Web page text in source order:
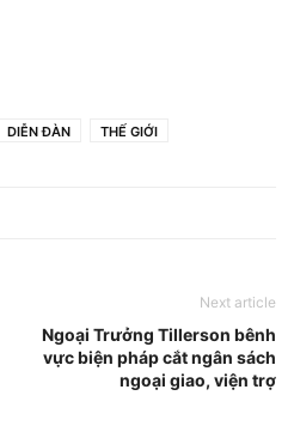
DIỄN ĐÀN THẾ GIỚI
Next article
Ngoại Trưởng Tillerson bênh
vực biện pháp cắt ngân sách
ngoại giao, viện trợ